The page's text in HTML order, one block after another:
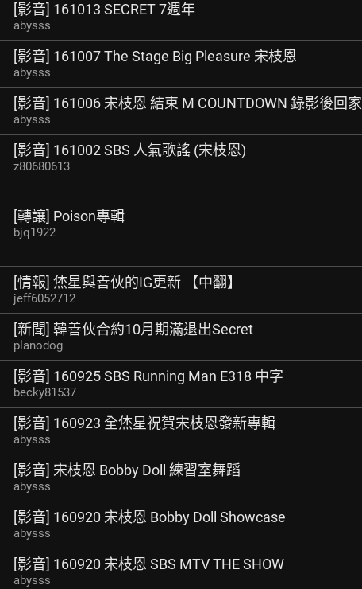
[影音] 161013 SECRET 7週年
abysss
[影音] 161007 The Stage Big Pleasure 宋枝恩
abysss
[影音] 161006 宋枝恩 結束 M COUNTDOWN 錄影後回家
abysss
[影音] 161002 SBS 人氣歌謠 (宋枝恩)
z80680613
[轉讓] Poison專輯
bjq1922
[情報] 烋星與善伙的IG更新 【中翻】
jeff6052712
[新聞] 韓善伙合約10月期滿退出Secret
planodog
[影音] 160925 SBS Running Man E318 中字
becky81537
[影音] 160923 全烋星祝賀宋枝恩發新專輯
abysss
[影音] 宋枝恩 Bobby Doll 練習室舞蹈
abysss
[影音] 160920 宋枝恩 Bobby Doll Showcase
abysss
[影音] 160920 宋枝恩 SBS MTV THE SHOW
abysss